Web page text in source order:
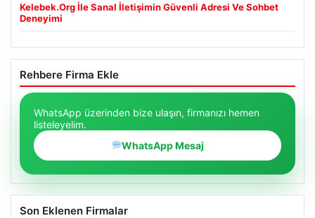
Kelebek.Org İle Sanal İletişimin Güvenli Adresi Ve Sohbet
Deneyimi
Rehbere Firma Ekle
WhatsApp üzerinden bize ulaşın, firmanızı hemen
listeleyelim.
WhatsApp Mesaj
Son Eklenen Firmalar